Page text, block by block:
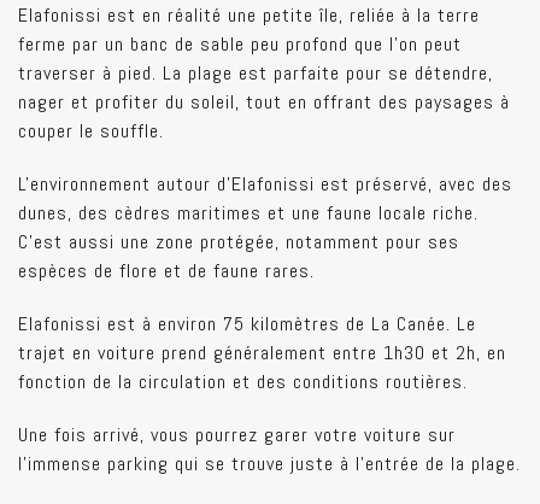
Elafonissi est en réalité une petite île, reliée à la terre
ferme par un banc de sable peu profond que l'on peut
traverser à pied. La plage est parfaite pour se détendre,
nager et profiter du soleil, tout en offrant des paysages à
couper le souffle.
L'environnement autour d'Elafonissi est préservé, avec des
dunes, des cèdres maritimes et une faune locale riche.
C'est aussi une zone protégée, notamment pour ses
espèces de flore et de faune rares.
Elafonissi est à environ 75 kilomètres de La Canée. Le
trajet en voiture prend généralement entre 1h30 et 2h, en
fonction de la circulation et des conditions routières.
Une fois arrivé, vous pourrez garer votre voiture sur
l’immense parking qui se trouve juste à l’entrée de la plage.